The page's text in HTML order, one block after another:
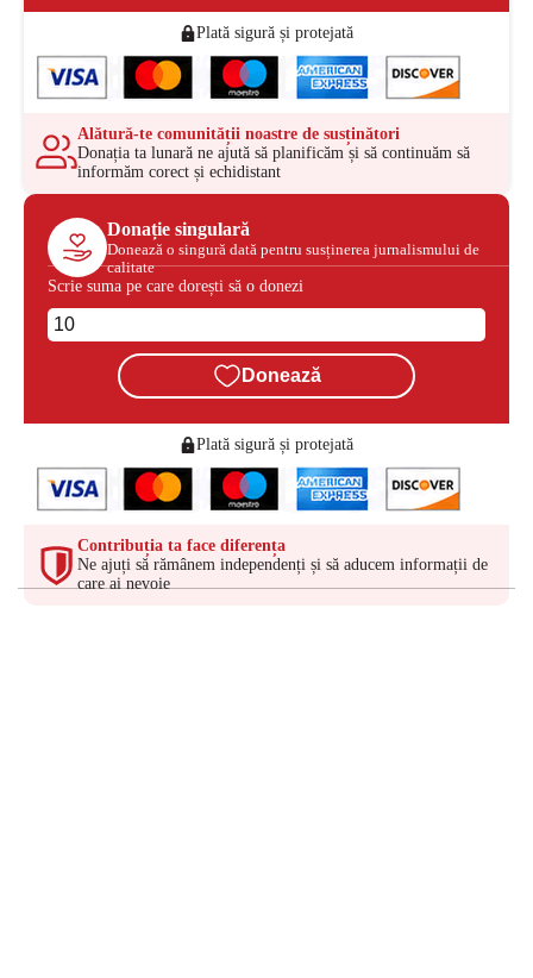
Plată sigură și protejată
Alătură-te comunității noastre de susținători
Donația ta lunară ne ajută să planificăm și să continuăm să
informăm corect și echidistant
Donație singulară
Donează o singură dată pentru susținerea jurnalismului de
calitate
Scrie suma pe care dorești să o donezi
Donează
Plată sigură și protejată
Contribuția ta face diferența
Ne ajuți să rămânem independenți și să aducem informații de
care ai nevoie